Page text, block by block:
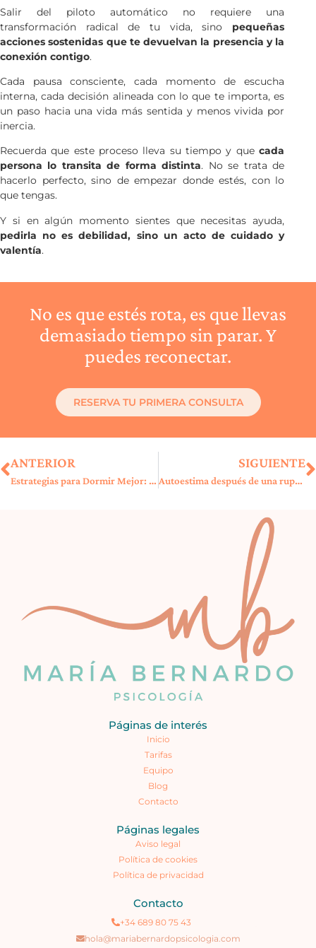
Salir del piloto automático no requiere una
transformación radical de tu vida, sino pequeñas
acciones sostenidas que te devuelvan la presencia y la
conexión contigo.
Cada pausa consciente, cada momento de escucha
interna, cada decisión alineada con lo que te importa, es
un paso hacia una vida más sentida y menos vivida por
inercia.
Recuerda que este proceso lleva su tiempo y quecada
persona lo transita de forma distinta. No se trata de
hacerlo perfecto, sino de empezar donde estés, con lo
que tengas.
Y si en algún momento sientes que necesitas ayuda,
pedirla no es debilidad, sino un acto de cuidado y
valentía.
No es que estés rota, es que llevas
demasiado tiempo sin parar. Y
puedes reconectar.
RESERVA TU PRIMERA CONSULTA
ANTERIOR
Estrategias para Dormir Mejor: 7 Técnicas Efectivas Contra el Insomnio
SIGUIENTE
Autoestima después de una ruptura: 7 claves para reconstruirte de verdad
Páginas de interés
Inicio
Tarifas
Equipo
Blog
Contacto
Páginas legales
Aviso legal
Política de cookies
Política de privacidad
Contacto
+34 689 80 75 43
hola@mariabernardopsicologia.com